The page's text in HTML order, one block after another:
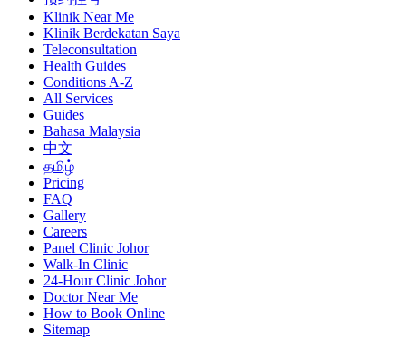
Klinik Near Me
Klinik Berdekatan Saya
Teleconsultation
Health Guides
Conditions A-Z
All Services
Guides
Bahasa Malaysia
中文
தமிழ்
Pricing
FAQ
Gallery
Careers
Panel Clinic Johor
Walk-In Clinic
24-Hour Clinic Johor
Doctor Near Me
How to Book Online
Sitemap